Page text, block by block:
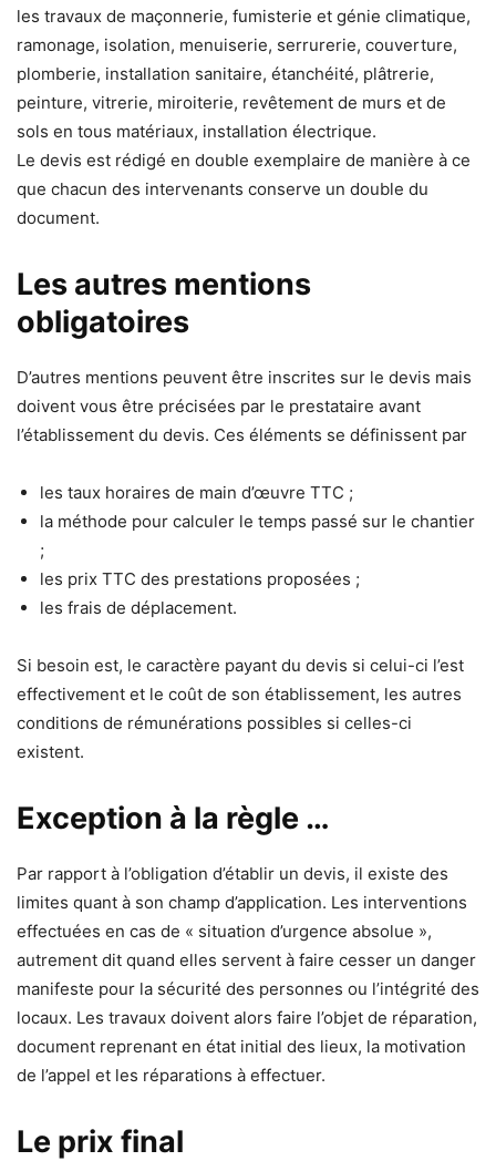
les travaux de maçonnerie, fumisterie et génie climatique,
ramonage, isolation, menuiserie, serrurerie, couverture,
plomberie, installation sanitaire, étanchéité, plâtrerie,
peinture, vitrerie, miroiterie, revêtement de murs et de
sols en tous matériaux, installation électrique.
Le devis est rédigé en double exemplaire de manière à ce
que chacun des intervenants conserve un double du
document.
Les autres mentions
obligatoires
D’autres mentions peuvent être inscrites sur le devis mais
doivent vous être précisées par le prestataire avant
l’établissement du devis. Ces éléments se définissent par
les taux horaires de main d’œuvre TTC ;
la méthode pour calculer le temps passé sur le chantier
;
les prix TTC des prestations proposées ;
les frais de déplacement.
Si besoin est, le caractère payant du devis si celui-ci l’est
effectivement et le coût de son établissement, les autres
conditions de rémunérations possibles si celles-ci
existent.
Exception à la règle …
Par rapport à l’obligation d’établir un devis, il existe des
limites quant à son champ d’application. Les interventions
effectuées en cas de « situation d’urgence absolue »,
autrement dit quand elles servent à faire cesser un danger
manifeste pour la sécurité des personnes ou l’intégrité des
locaux. Les travaux doivent alors faire l’objet de réparation,
document reprenant en état initial des lieux, la motivation
de l’appel et les réparations à effectuer.
Le prix final